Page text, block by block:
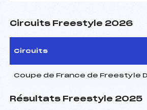
Circuits Freestyle 2026
Circuits
Coupe de France de Freestyle
Résultats Freestyle 2025